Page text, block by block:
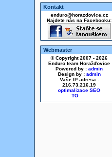
Kontakt
enduro@horazdovice.cz
Najdete nás na Facebooku:
Webmaster
© Copyright 2007 - 2026
Enduro team Horažďovice
Powered by : admin
Design by : admin
Vaše IP adresa :
216.73.216.19
optimalizace SEO